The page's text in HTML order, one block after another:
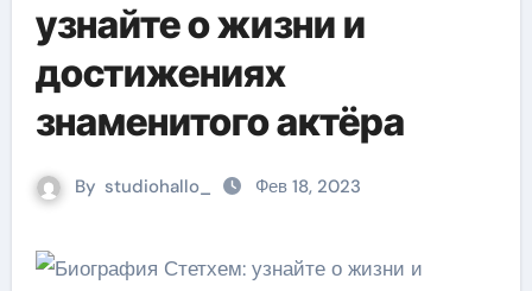
узнайте о жизни и
достижениях
знаменитого актёра
By studiohallo_ Фев 18, 2023